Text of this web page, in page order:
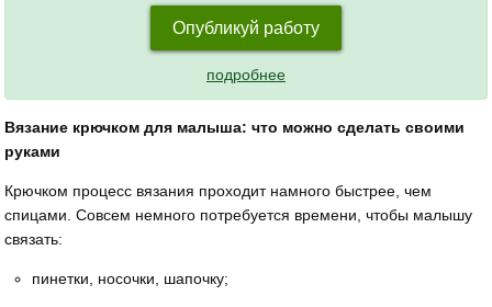
Опубликуй работу
подробнее
Вязание крючком для малыша: что можно сделать своими
руками
Крючком процесс вязания проходит намного быстрее, чем
спицами. Совсем немного потребуется времени, чтобы малышу
связать:
пинетки, носочки, шапочку;